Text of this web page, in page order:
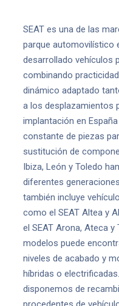
SEAT es una de las
parque automovilístico
desarrollado vehículos
combinando
dinámico adaptado
a los desplazamientos
implantación en
constante de piezas
sustitución de
Ibiza, León y Toledo
diferentes
también incluye
como el SEAT Altea y
el SEAT Arona, Ateca
modelos puede
niveles de acabado y
híbridas o
disponemos de